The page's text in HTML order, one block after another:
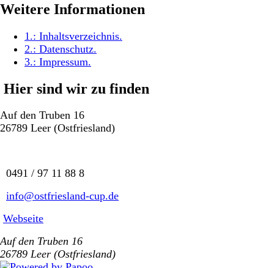
Weitere Informationen
1.: Inhaltsverzeichnis.
2.: Datenschutz.
3.: Impressum.
Hier sind wir zu finden
Auf den Truben 16
26789 Leer (Ostfriesland)
0491 / 97 11 88 8
info@ostfriesland-cup.de
Webseite
Auf den Truben 16
26789 Leer (Ostfriesland)